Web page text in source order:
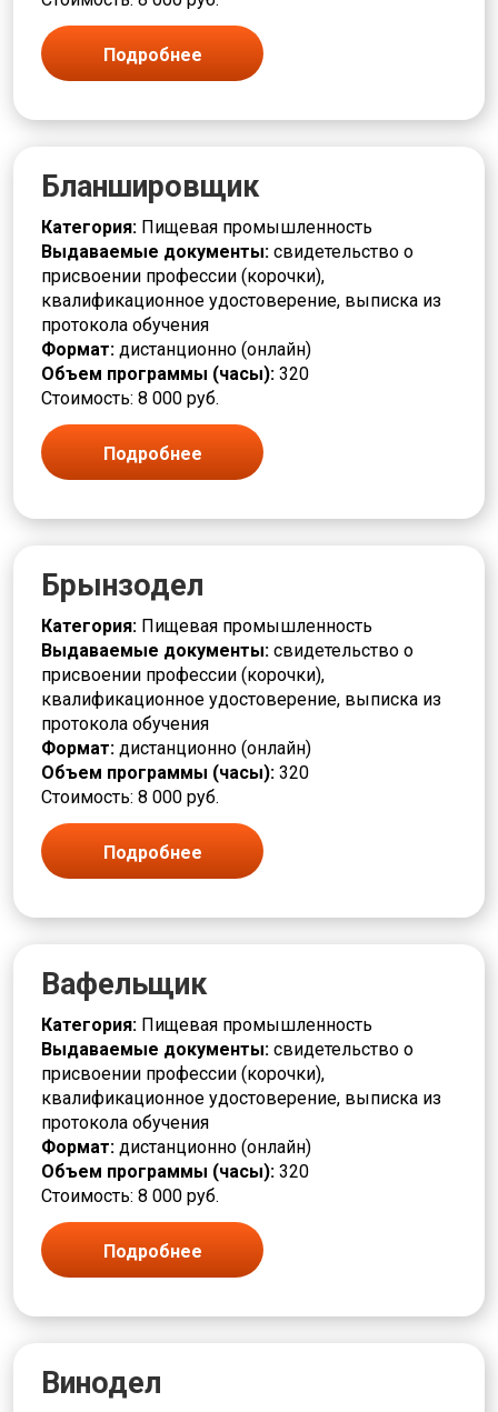
Водитель погрузчика
Горное дело
Горнорабочий
Грузчик
Дозировщик
Дробильщик
ЖКХ и городское хозяйство
Заготовщик
Заливщик
Изготовитель
Изолировщик
Инженерные системы
Инструктор
Испытатель
Калибровщик
Кассир
Комплектовщик
Контролер
Контроль качества, ревизия
Красильщик
Красота
Кровельщик
Кузнец
Культура и искусство
Лаборант
Лакировщик
Литейщик
Логистика и снабжение
Маляр
Мастер
Медицина и здравоохранение
Механик
Младший медперсонал
Модельщик
Мойщик
Монтаж
Монтажник
Монтировщик
Моторист
Наборщик
Накатчик
Наладчик
Намотчик
Наука и история
Обработчик
Подробнее
Бланшировщик
Категория: Пищевая промышленность
Выдаваемые документы: свидетельство о
присвоении профессии (корочки),
квалификационное удостоверение, выписка из
протокола обучения
Формат: дистанционно (онлайн)
Объем программы (часы): 320
Стоимость: 8 000 руб.
Подробнее
Брынзодел
Категория: Пищевая промышленность
Выдаваемые документы: свидетельство о
присвоении профессии (корочки),
квалификационное удостоверение, выписка из
протокола обучения
Формат: дистанционно (онлайн)
Объем программы (часы): 320
Стоимость: 8 000 руб.
Подробнее
Вафельщик
Категория: Пищевая промышленность
Выдаваемые документы: свидетельство о
присвоении профессии (корочки),
квалификационное удостоверение, выписка из
протокола обучения
Формат: дистанционно (онлайн)
Объем программы (часы): 320
Стоимость: 8 000 руб.
Подробнее
Винодел